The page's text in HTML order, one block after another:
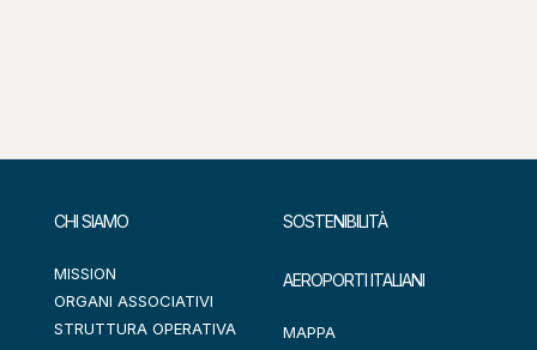
CHI SIAMO
MISSION
ORGANI ASSOCIATIVI
STRUTTURA OPERATIVA
SOSTENIBILITÀ
AEROPORTI ITALIANI
MAPPA